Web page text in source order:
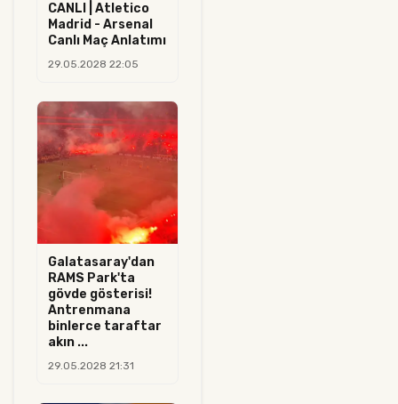
CANLI | Atletico
Madrid - Arsenal
Canlı Maç Anlatımı
29.05.2028 22:05
Galatasaray'dan
RAMS Park'ta
gövde gösterisi!
Antrenmana
binlerce taraftar
akın ...
29.05.2028 21:31